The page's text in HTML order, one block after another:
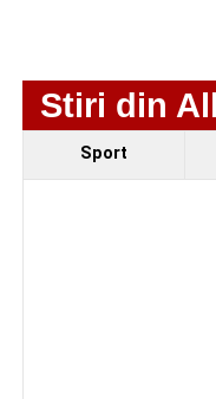
Ultimele știri din
Stiri din
Sport